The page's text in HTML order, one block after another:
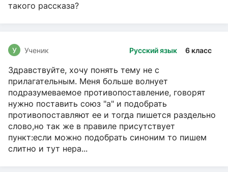
такого рассказа?
Русский язык 6 класс
У Ученик
Здравствуйте, хочу понять тему не с
прилагательным. Меня больше волнует
подразумеваемое противопоставление, говорят
нужно поставить союз "а" и подобрать
противопоставляют ее и тогда пишется раздельно
слово,но так же в правиле присутствует
пункт:если можно подобрать синоним то пишем
слитно и тут нера...